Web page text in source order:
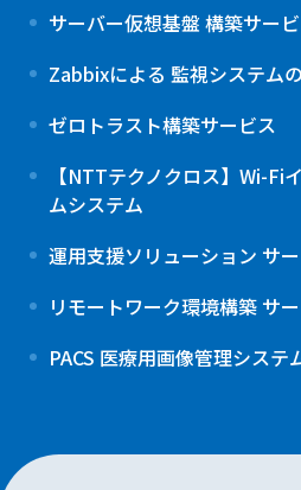
サーバー仮想基盤 構築サー
Zabbixによる 監視システム
ゼロトラスト構築サービス
【NTTテクノクロス】Wi-Fi
ムシステム
運用支援ソリューション サ
リモートワーク環境構築 サ
PACS 医療用画像管理システ